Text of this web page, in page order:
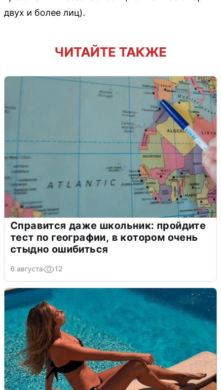
двух и более лиц).
ЧИТАЙТЕ ТАКЖЕ
Справится даже школьник: пройдите
тест по географии, в котором очень
стыдно ошибиться
6 августа 12